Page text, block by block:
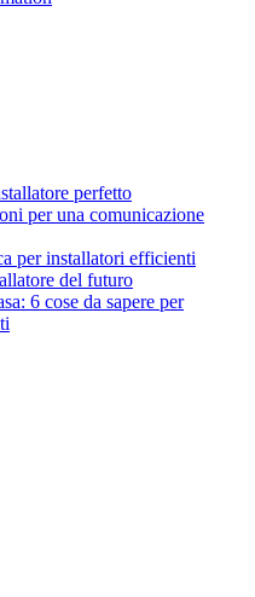
perfetto
per una comunicazione
per installatori efficienti
del futuro
6 cose da sapere per